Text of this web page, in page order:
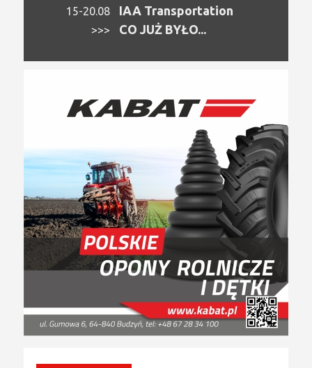
15-20.08 IAA Transportation
>>> CO JUŻ BYŁO...